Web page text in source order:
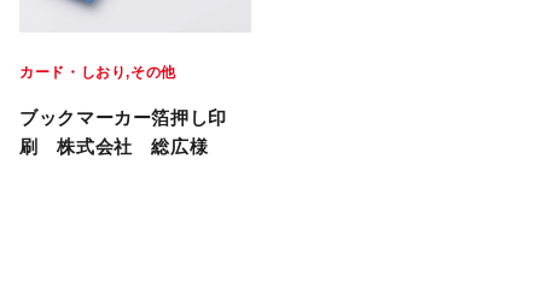
カード・しおり その他
ブックマーカー箔押し印
刷 株式会社 総広様